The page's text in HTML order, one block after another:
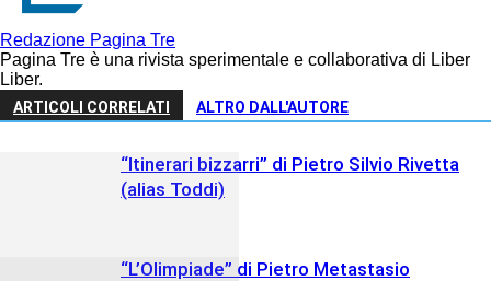
Redazione Pagina Tre
Pagina Tre è una rivista sperimentale e collaborativa di Liber
Liber.
ARTICOLI CORRELATI ALTRO DALL'AUTORE
“Itinerari bizzarri” di Pietro Silvio Rivetta
(alias Toddi)
“L’Olimpiade” di Pietro Metastasio